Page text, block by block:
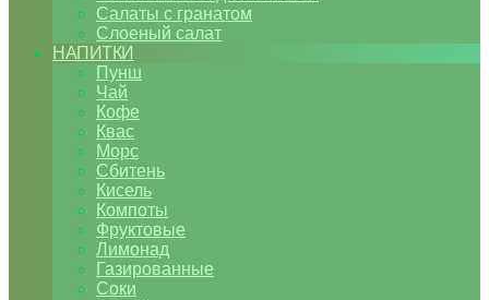
Салаты с гранатом
Слоеный салат
НАПИТКИ
Пунш
Чай
Кофе
Квас
Морс
Сбитень
Кисель
Компоты
Фруктовые
Лимонад
Газированные
Соки